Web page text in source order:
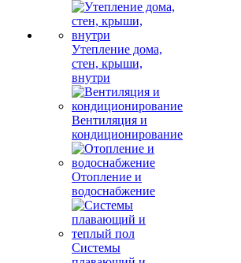
Утепление дома,
стен, крыши,
внутри
Вентиляция и
кондиционирование
Отопление и
водоснабжение
Системы